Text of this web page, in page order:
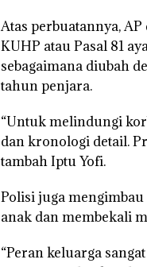
Atas perbuatannya,
KUHP atau Pasal 81
sebagaimana diubah
tahun penjara.
“Untuk melindungi
dan kronologi detail.
tambah Iptu Yofi.
Polisi juga
anak dan membekali
“Peran keluarga